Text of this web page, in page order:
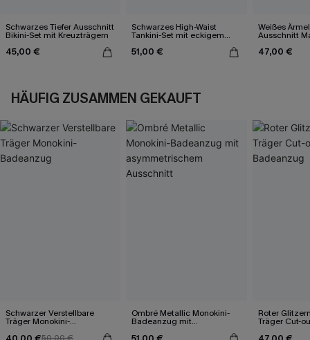
Schwarzes Tiefer Ausschnitt
Bikini-Set mit Kreuzträgern
45,00 €
Schwarzes High-Waist
Tankini-Set mit eckigem
51,00 €
Weißes
Ausschnitt
47,00 €
HÄUFIG ZUSAMMEN GEKAUFT
Schwarzer Verstellbare
Träger Monokini-
Ombré Metallic Monokini-
Badeanzug mit
Roter
Träger Cut-